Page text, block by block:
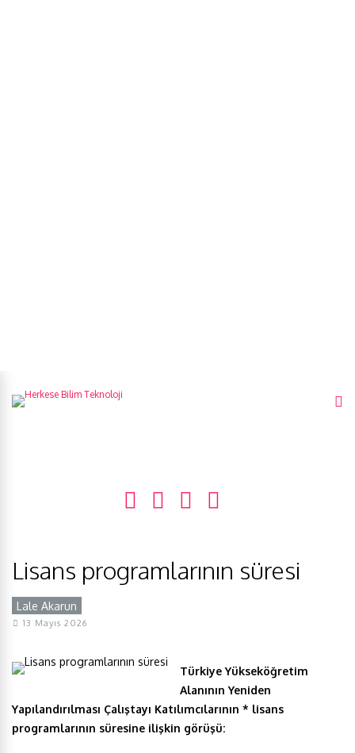
Lisans programlarının süresi
Lale Akarun
13 Mayıs 2026
Türkiye Yükseköğretim
Alanının Yeniden
Yapılandırılması Çalıştayı Katılımcılarının * lisans
programlarının süresine ilişkin görüşü: